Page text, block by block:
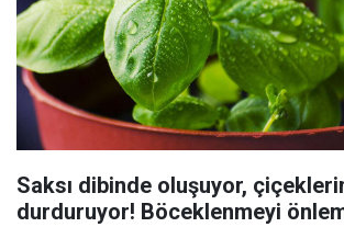
Saksı dibinde oluşuyor,
durduruyor! Böceklenmeyi